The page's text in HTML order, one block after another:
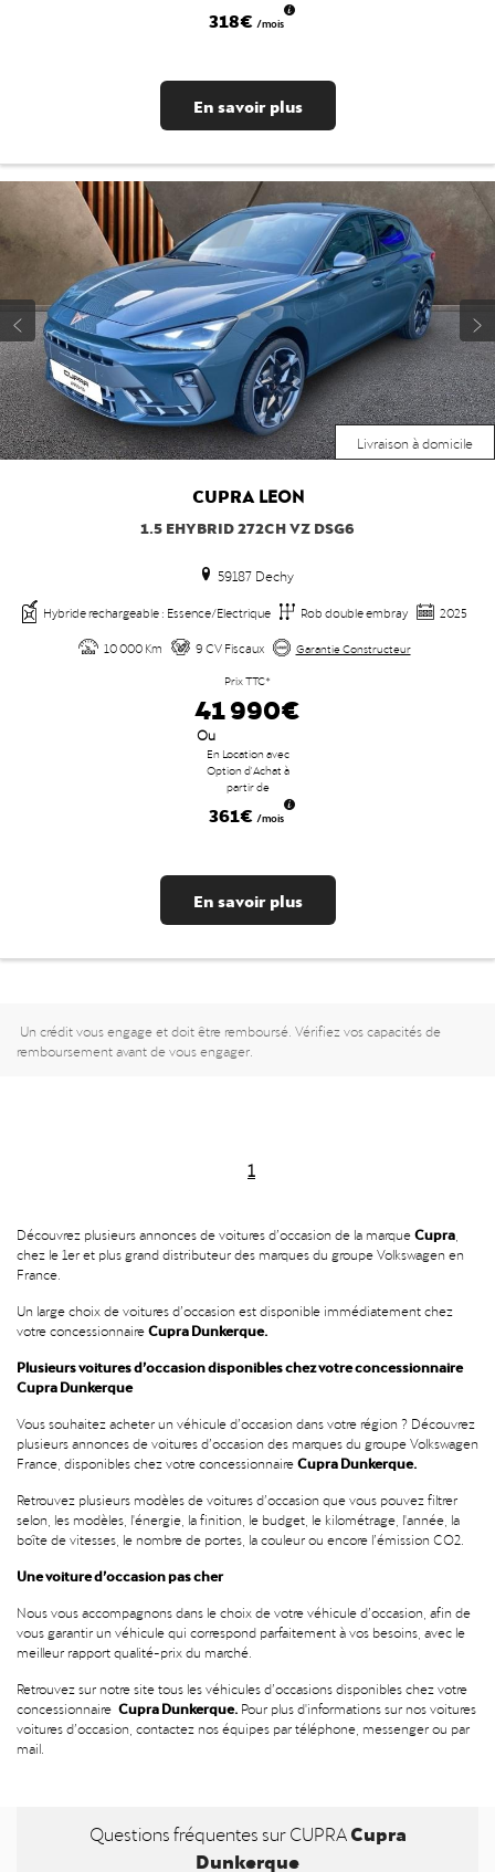
318€ /mois
En savoir plus
Livraison à domicile
CUPRA LEON
1.5 EHYBRID 272CH VZ DSG6
59187 Dechy
Hybride rechargeable : Essence/Electrique Rob double embray
2025
10 000 Km
9 CV Fiscaux
Garantie Constructeur
Prix TTC*
41 990€
Ou
En Location avec
Option d'Achat à
partir de
361€ /mois
En savoir plus
Un crédit vous engage et doit être remboursé. Vérifiez vos capacités de
remboursement avant de vous engager.
1
Découvrez plusieurs annonces de voitures d’occasion de la marqueCupra
chez le 1er et plus grand distributeur des marques du groupe Volkswagen en
France.
Un large choix de voitures d’occasion est disponible immédiatement chez
votre concessionnaireCupra Dunkerque.
Plusieurs voitures d’occasion disponibles chez votre concessionnaire
Cupra Dunkerque
Vous souhaitez acheter un véhicule d’occasion dans votre région ? Découvrez
plusieurs annonces de voitures d’occasion des marques du groupe Volkswagen
France, disponibles chez votre concessionnaireCupra Dunkerque.
Retrouvez plusieurs modèles de voitures d’occasion que vous pouvez filtrer
selon, les modèles, l'énergie, la finition, le budget, le kilométrage, l'année, la
boîte de vitesses, le nombre de portes, la couleur ou encore l’émission CO2.
Une voiture d’occasion pas cher
Nous vous accompagnons dans le choix de votre véhicule d’occasion, afin de
vous garantir un véhicule qui correspond parfaitement à vos besoins, avec le
meilleur rapport qualité-prix du marché.
Retrouvez sur notre site tous les véhicules d’occasions disponibles chez votre
concessionnaire Cupra Dunkerque. Pour plus d'informations sur nos voitures
voitures d’occasion, contactez nos équipes par téléphone, messenger ou par
mail.
Questions fréquentes sur CUPRACupra
Dunkerque